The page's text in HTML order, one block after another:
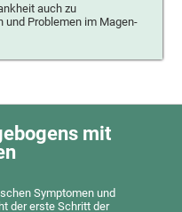
auch zu
Problemen im Magen-
mit
Symptomen und
der erste Schritt der